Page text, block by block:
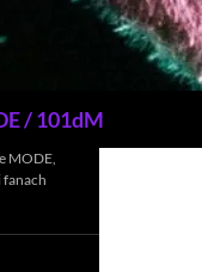
/ 101dM
MODE,
fanach